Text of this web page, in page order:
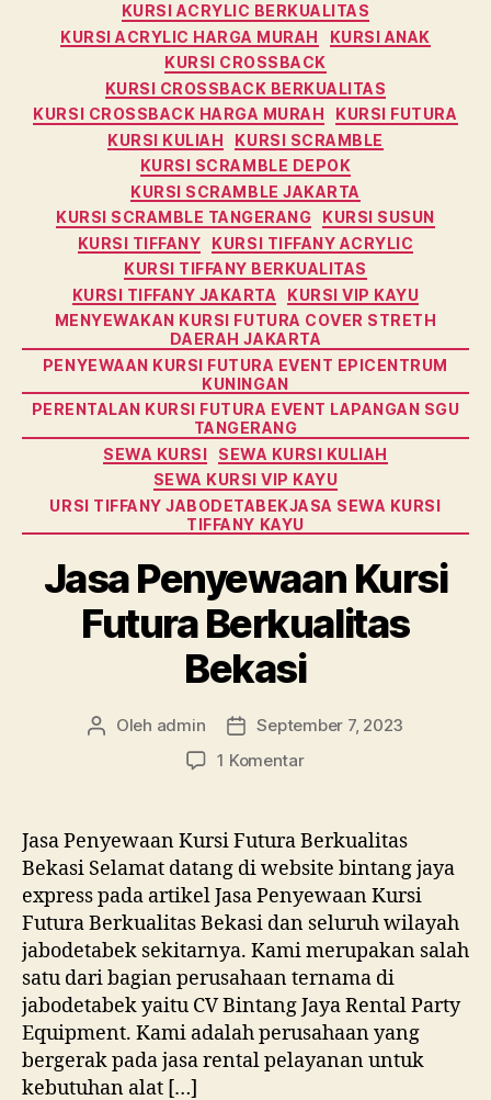
KURSI ACRYLIC BERKUALITAS
KURSI ACRYLIC HARGA MURAH
KURSI ANAK
KURSI CROSSBACK
KURSI CROSSBACK BERKUALITAS
KURSI CROSSBACK HARGA MURAH
KURSI FUTURA
KURSI KULIAH
KURSI SCRAMBLE
KURSI SCRAMBLE DEPOK
KURSI SCRAMBLE JAKARTA
KURSI SCRAMBLE TANGERANG
KURSI SUSUN
KURSI TIFFANY
KURSI TIFFANY ACRYLIC
KURSI TIFFANY BERKUALITAS
KURSI TIFFANY JAKARTA
KURSI VIP KAYU
MENYEWAKAN KURSI FUTURA COVER STRETH
DAERAH JAKARTA
PENYEWAAN KURSI FUTURA EVENT EPICENTRUM
KUNINGAN
PERENTALAN KURSI FUTURA EVENT LAPANGAN SGU
TANGERANG
SEWA KURSI
SEWA KURSI KULIAH
SEWA KURSI VIP KAYU
URSI TIFFANY JABODETABEKJASA SEWA KURSI
TIFFANY KAYU
Jasa Penyewaan Kursi
Futura Berkualitas
Bekasi
Penulis
Oleh admin
Tanggal
artikel
September 7, 2023
1 Komentarpada
Kursi
Futura
Berkualitas
Bekasi
Jasa Penyewaan Kursi Futura Berkualitas
Bekasi Selamat datang di website bintang jaya
express pada artikel Jasa Penyewaan Kursi
Futura Berkualitas Bekasi dan seluruh wilayah
jabodetabek sekitarnya. Kami merupakan salah
satu dari bagian perusahaan ternama di
jabodetabek yaitu CV Bintang Jaya Rental Party
Equipment. Kami adalah perusahaan yang
bergerak pada jasa rental pelayanan untuk
kebutuhan alat […]